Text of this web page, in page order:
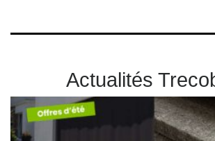
Actualités